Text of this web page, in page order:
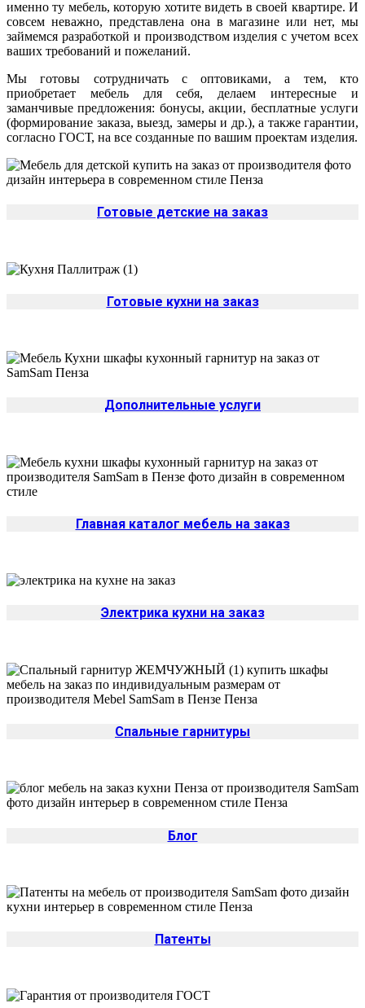
именно ту мебель, которую хотите видеть в своей квартире. И
совсем неважно, представлена она в магазине или нет, мы
займемся разработкой и производством изделия с учетом всех
ваших требований и пожеланий.
Мы готовы сотрудничать с оптовиками, а тем, кто
приобретает мебель для себя, делаем интересные и
заманчивые предложения: бонусы, акции, бесплатные услуги
(формирование заказа, выезд, замеры и др.), а также гарантии,
согласно ГОСТ, на все созданные по вашим проектам изделия.
Готовые детские на заказ
Готовые кухни на заказ
Дополнительные услуги
Главная каталог мебель на заказ
Электрика кухни на заказ
Спальные гарнитуры
Блог
Патенты